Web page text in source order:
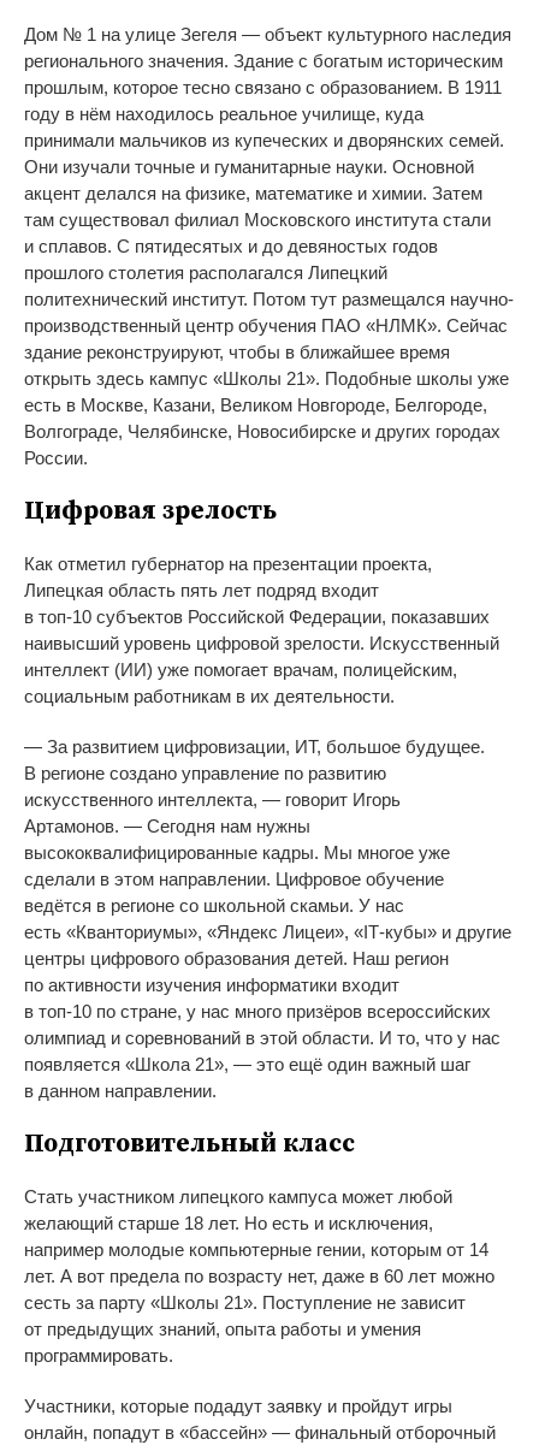
Дом № 1 на улице Зегеля —объект культурного наследия
регионального значения. Здание с богатым историческим
прошлым, которое тесно связано с образованием. В 1911
году в нём находилось реальное училище, куда
принимали мальчиков из купеческих и дворянских семей.
Они изучали точные и гуманитарные науки. Основной
акцент делался на физике, математике и химии. Затем
там существовал филиал Московского института стали
и сплавов. С пятидесятых и до девяностых годов
прошлого столетия располагался Липецкий
политехнический институт. Потом тут размещался научно-
производственныйцентр обучения ПАО «НЛМК». Сейчас
здание реконструируют, чтобы в ближайшее время
открыть здесь кампус «Школы 21». Подобные школы уже
есть в Москве, Казани, Великом Новгороде, Белгороде,
Волгограде, Челябинске, Новосибирске и других городах
России.
Цифровая зрелость
Как отметил губернатор на презентации проекта,
Липецкая область пять лет подряд входит
в топ-10субъектов Российской Федерации, показавших
наивысший уровень цифровой зрелости. Искусственный
интеллект (ИИ) уже помогает врачам, полицейским,
социальным работникам в их деятельности.
— За развитием цифровизации, ИТ, большое будущее.
В регионе создано управление по развитию
искусственного интеллекта, —говорит Игорь
Артамонов. — Сегодня нам нужны
высококвалифицированные кадры. Мы многое уже
сделали в этом направлении. Цифровое обучение
ведётся в регионе со школьной скамьи. У нас
есть «Кванториумы», «Яндекс Лицеи», «IТ-кубы»и другие
центры цифрового образования детей. Наш регион
по активности изучения информатики входит
в топ-10по стране, у нас много призёров всероссийских
олимпиад и соревнований в этой области. И то, что у нас
появляется «Школа 21», —это ещё один важный шаг
в данном направлении.
Подготовительный класс
Стать участником липецкого кампуса может любой
желающий старше 18 лет. Но есть и исключения,
например молодые компьютерные гении, которым от 14
лет. А вот предела по возрасту нет, даже в 60 лет можно
сесть за парту «Школы 21». Поступление не зависит
от предыдущих знаний, опыта работы и умения
программировать.
Участники, которые подадут заявку и пройдут игры
онлайн, попадут в «бассейн» —финальный отборочный